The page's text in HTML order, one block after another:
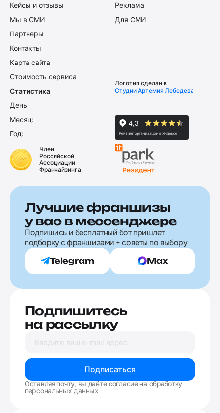
Кейсы и отзывы
Мы в СМИ
Партнеры
Контакты
Карта сайта
Стоимость сервиса
Реклама
Для СМИ
Статистика
День:
Месяц:
Год:
Логотип сделан в
Студии Артемия Лебедева
Член
Российской
Ассоциации
Франчайзинга
Лучшие франшизы
у вас в мессенджере
Подпишись и бесплатный бот пришлет
подборку с франшизами + советы по выбору
Telegram Max
Подпишитесь
на рассылку
Подписаться
Оставляя почту, вы даёте согласие на обработку
персональных данных